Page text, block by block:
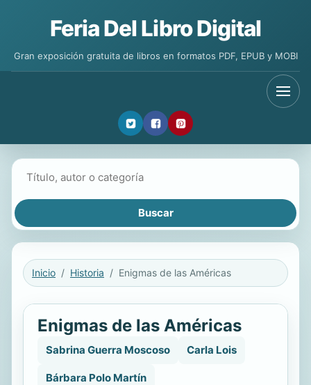
Feria Del Libro Digital
Gran exposición gratuita de libros en formatos PDF, EPUB y MOBI
Inicio Historia Enigmas de las Américas
Enigmas de las Américas
Sabrina Guerra Moscoso Carla Lois
Bárbara Polo Martín